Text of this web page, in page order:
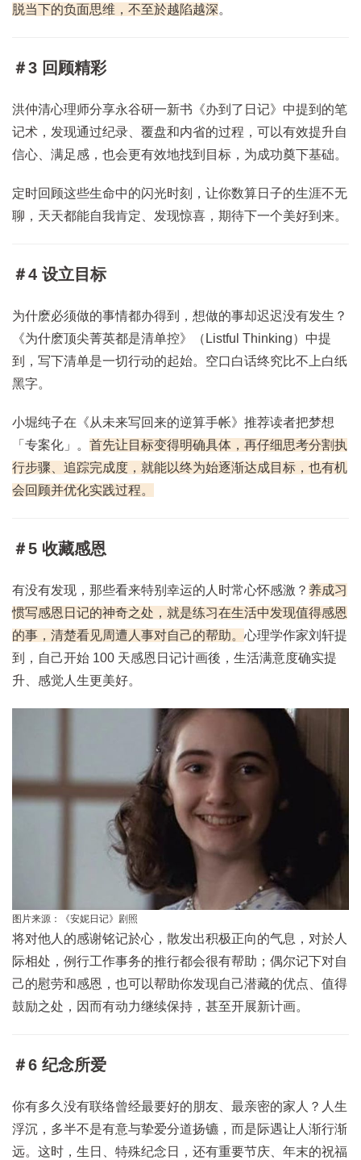
脱当下的负面思维，不至於越陷越深。
＃3 回顾精彩
洪仲清心理师分享永谷研一新书《办到了日记》中提到的笔
记术，发现通过纪录、覆盘和内省的过程，可以有效提升自
信心、满足感，也会更有效地找到目标，为成功奠下基础。
定时回顾这些生命中的闪光时刻，让你数算日子的生涯不无
聊，天天都能自我肯定、发现惊喜，期待下一个美好到来。
＃4 设立目标
为什麽必须做的事情都办得到，想做的事却迟迟没有发生？
《为什麽顶尖菁英都是清单控》（Listful Thinking）中提
到，写下清单是一切行动的起始。空口白话终究比不上白纸
黑字。
小堀纯子在《从未来写回来的逆算手帐》推荐读者把梦想
「专案化」。 首先让目标变得明确具体，再仔细思考分割执
行步骤、追踪完成度，就能以终为始逐渐达成目标，也有机
会回顾并优化实践过程。
＃5 收藏感恩
有没有发现，那些看来特别幸运的人时常心怀感激？ 养成习
惯写感恩日记的神奇之处，就是练习在生活中发现值得感恩
的事，清楚看见周遭人事对自己的帮助。 心理学作家刘轩提
到，自己开始 100 天感恩日记计画後，生活满意度确实提
升、感觉人生更美好。
图片来源：《安妮日记》剧照
将对他人的感谢铭记於心，散发出积极正向的气息，对於人
际相处，例行工作事务的推行都会很有帮助；偶尔记下对自
己的慰劳和感恩，也可以帮助你发现自己潜藏的优点、值得
鼓励之处，因而有动力继续保持，甚至开展新计画。
＃6 纪念所爱
你有多久没有联络曾经最要好的朋友、最亲密的家人？人生
浮沉，多半不是有意与挚爱分道扬镳，而是际遇让人渐行渐
远。这时，生日、特殊纪念日，还有重要节庆、年末的祝福